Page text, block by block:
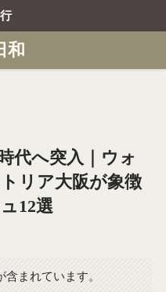
和
代へ突入｜ウォ
リア大阪が象徴
12選
まれています。